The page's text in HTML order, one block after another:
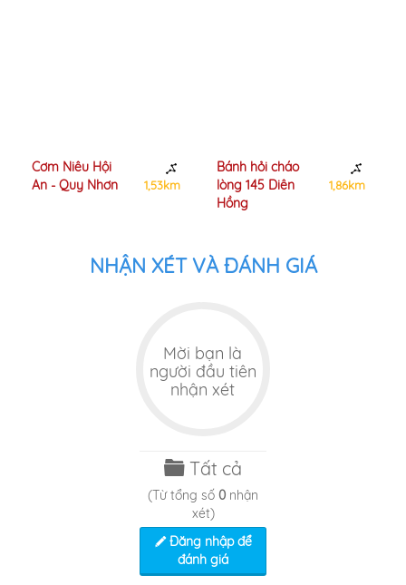
Cơm Niêu Hội
An - Quy Nhơn
1,53km
Bánh hỏi cháo
lòng 145 Diên
Hồng
1,86km
NHẬN XÉT VÀ ĐÁNH GIÁ
Mời bạn là
người đầu tiên
nhận xét
Tất cả
(Từ tổng số 0 nhận
xét)
Đăng nhập để
đánh giá